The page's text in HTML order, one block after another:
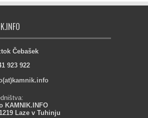
Čebašek
923 922
KAMNIK.INFO
Laze v Tuhinju